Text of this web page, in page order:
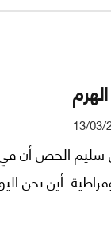
13/03/
سليم الحص أن في
أين نحن